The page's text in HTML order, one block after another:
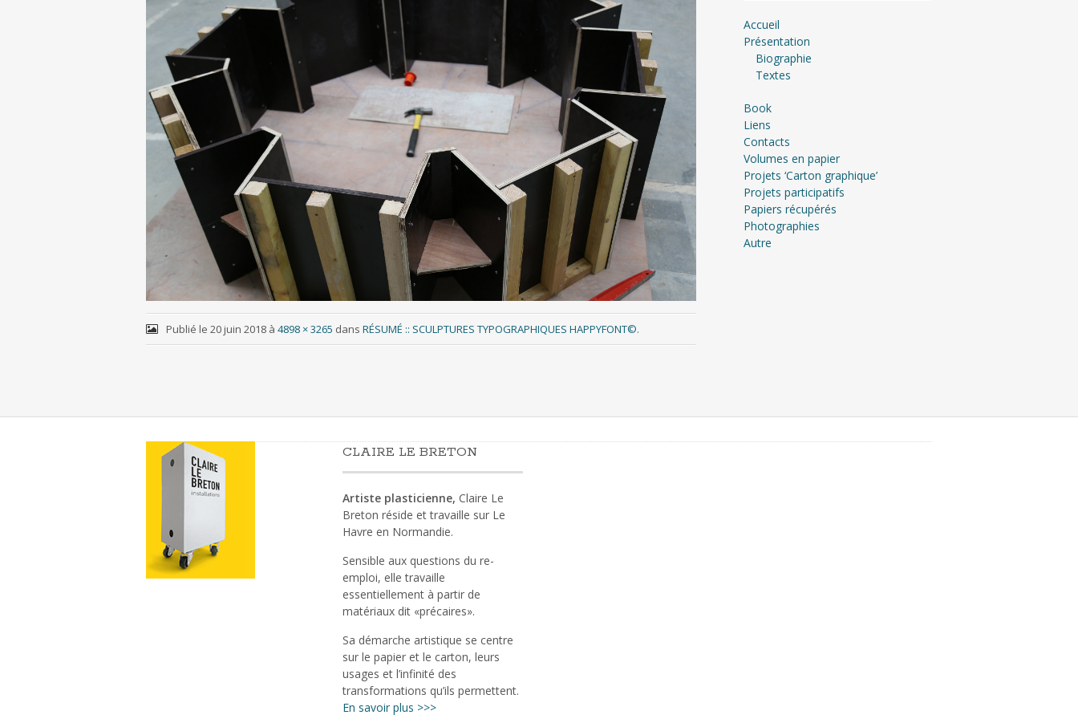
Publié le 20 juin 2018à 4898 × 3265 dans RÉSUMÉ :: SCULPTURES TYPOGRAPHIQUES HAPPYFONT©.
Accueil
Présentation
Biographie
Textes
Book
Liens
Contacts
Volumes en papier
Projets ‘Carton graphique’
Projets participatifs
Papiers récupérés
Photographies
Autre
CLAIRE LE BRETON
Artiste plasticienne, Claire Le
Breton réside et travaille sur Le
Havre en Normandie.
Sensible aux questions du re-
emploi, elle travaille
essentiellement à partir de
matériaux dit «précaires».
Sa démarche artistique se centre
sur le papier et le carton, leurs
usages et l’infinité des
transformations qu’ils permettent.
En savoir plus >>>